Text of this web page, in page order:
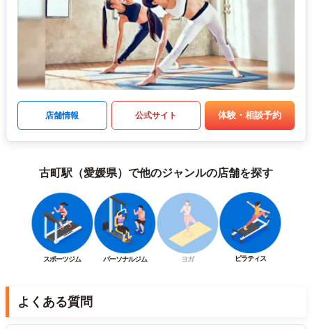
店舗情報 公式サイト 体験・相談予約
古町駅（愛媛県）で他のジャンルの店舗を探す
スポーツジム パーソナルジム ヨガ ピラティス
よくある質問